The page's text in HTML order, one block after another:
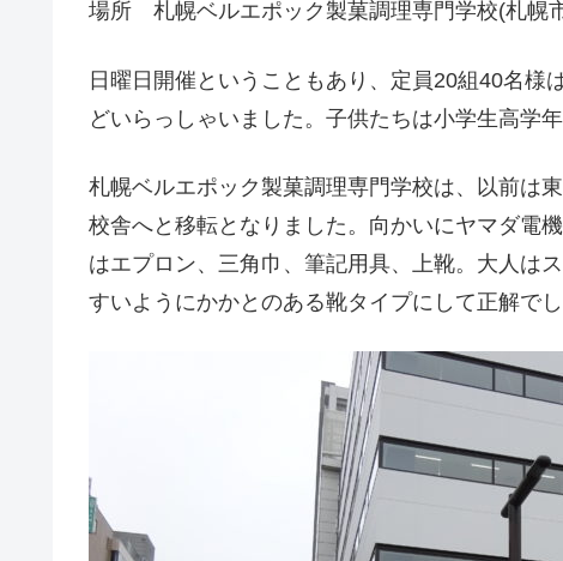
場所 札幌ベルエポック製菓調理専門学校(札幌
日曜日開催ということもあり、定員20組40名様
どいらっしゃいました。子供たちは小学生高学年
札幌ベルエポック製菓調理専門学校は、以前は
校舎へと移転となりました。向かいにヤマダ電
はエプロン、三角巾、筆記用具、上靴。大人は
すいようにかかとのある靴タイプにして正解でし